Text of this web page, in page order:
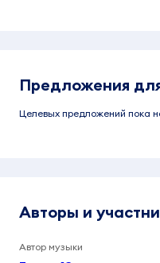
Предложения
Целевых предложений пока
Авторы и
Автор музыки